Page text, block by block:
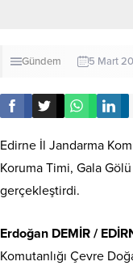
Gündem 5 Mart
Edirne İl Jandarma
Koruma Timi, Gala
gerçekleştirdi.
Erdoğan DEMİR /
Komutanlığı Çevre